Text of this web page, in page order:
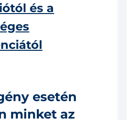
és a
esetén
minket az